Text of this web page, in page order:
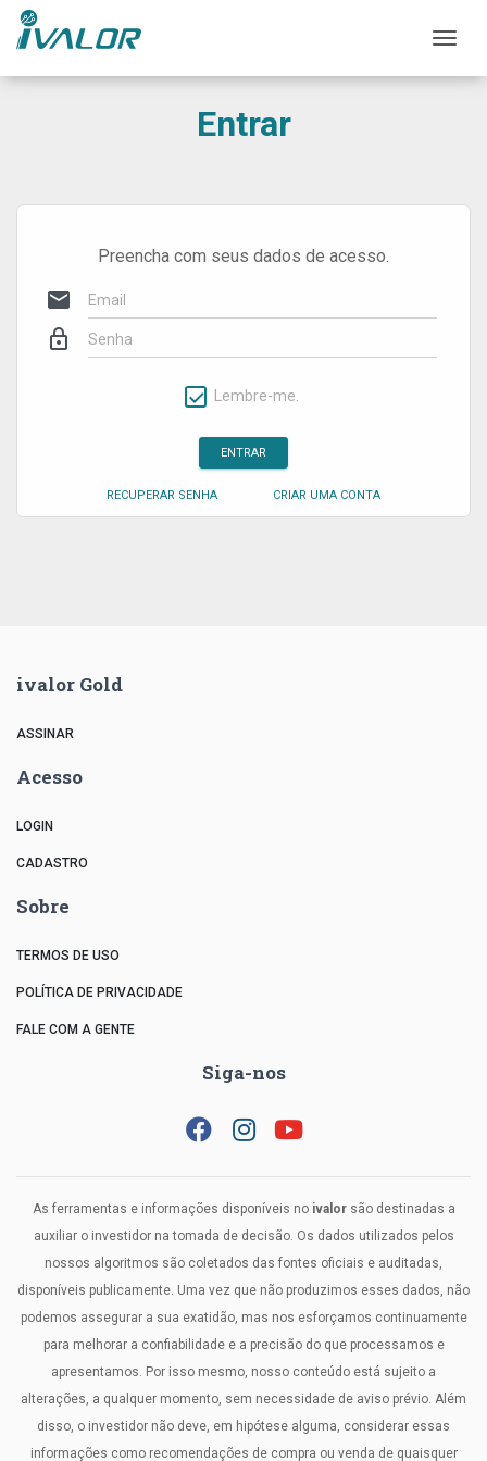
Entrar
Preencha com seus dados de acesso.
mail
lock_outline
Lembre-me.
ENTRAR
RECUPERAR SENHA CRIAR UMA CONTA
ivalor Gold
ASSINAR
Acesso
LOGIN
CADASTRO
Sobre
TERMOS DE USO
POLÍTICA DE PRIVACIDADE
FALE COM A GENTE
Siga-nos
As ferramentas e informações disponíveis no ivalorsão destinadas a
auxiliar o investidor na tomada de decisão. Os dados utilizados pelos
nossos algoritmos são coletados das fontes oficiais e auditadas,
disponíveis publicamente. Uma vez que não produzimos esses dados, não
podemos assegurar a sua exatidão, mas nos esforçamos continuamente
para melhorar a confiabilidade e a precisão do que processamos e
apresentamos. Por isso mesmo, nosso conteúdo está sujeito a
alterações, a qualquer momento, sem necessidade de aviso prévio. Além
disso, o investidor não deve, em hipótese alguma, considerar essas
informações como recomendações de compra ou venda de quaisquer